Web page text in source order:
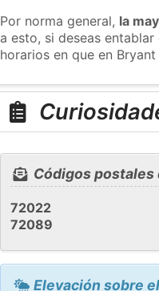
Por norma general, la
a esto, si deseas
horarios en que en
Códigos postales
72022
72089
Elevación sobre